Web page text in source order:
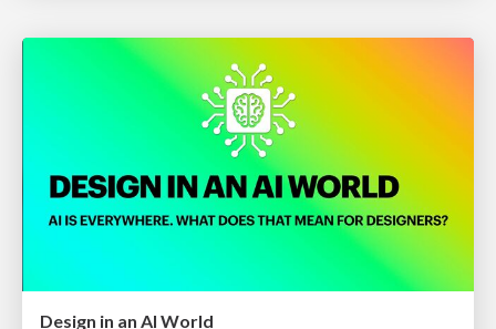
Design in an AI World